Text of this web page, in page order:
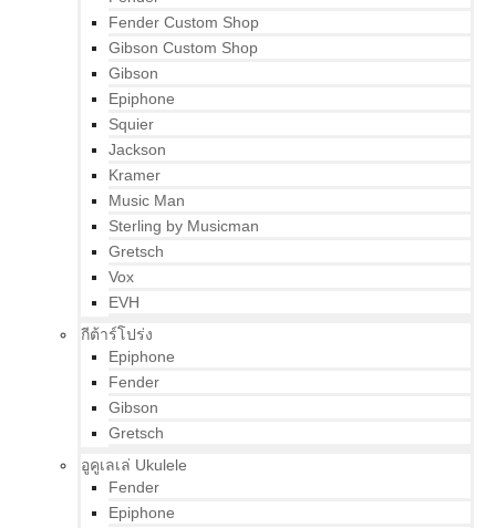
Fender Custom Shop
Gibson Custom Shop
Gibson
Epiphone
Squier
Jackson
Kramer
Music Man
Sterling by Musicman
Gretsch
Vox
EVH
กีต้าร์โปร่ง
Epiphone
Fender
Gibson
Gretsch
อูคูเลเล่ Ukulele
Fender
Epiphone